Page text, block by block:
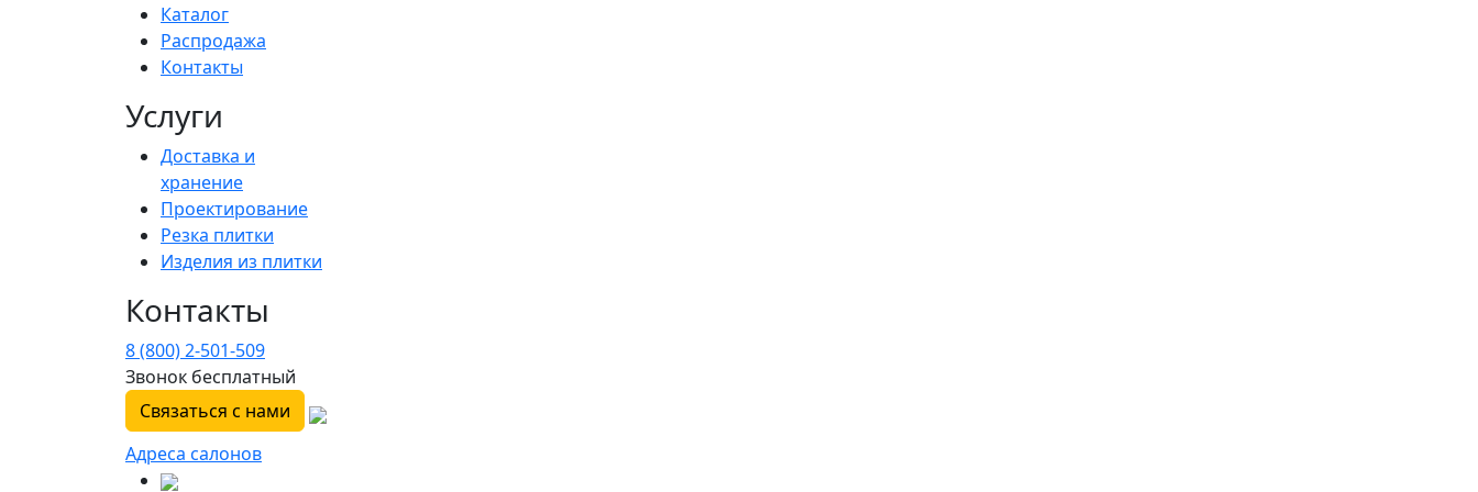
Каталог
Распродажа
Контакты
Услуги
Доставка и
хранение
Проектирование
Резка плитки
Изделия из плитки
Контакты
8 (800) 2-501-509
Звонок бесплатный
Связаться с нами
Адреса салонов